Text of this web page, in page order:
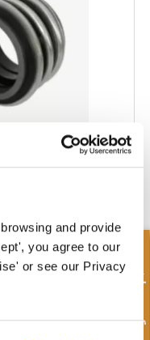
and provide
you agree to our
or see our Privacy
å motta informasjon om
Hurtigforespørsel